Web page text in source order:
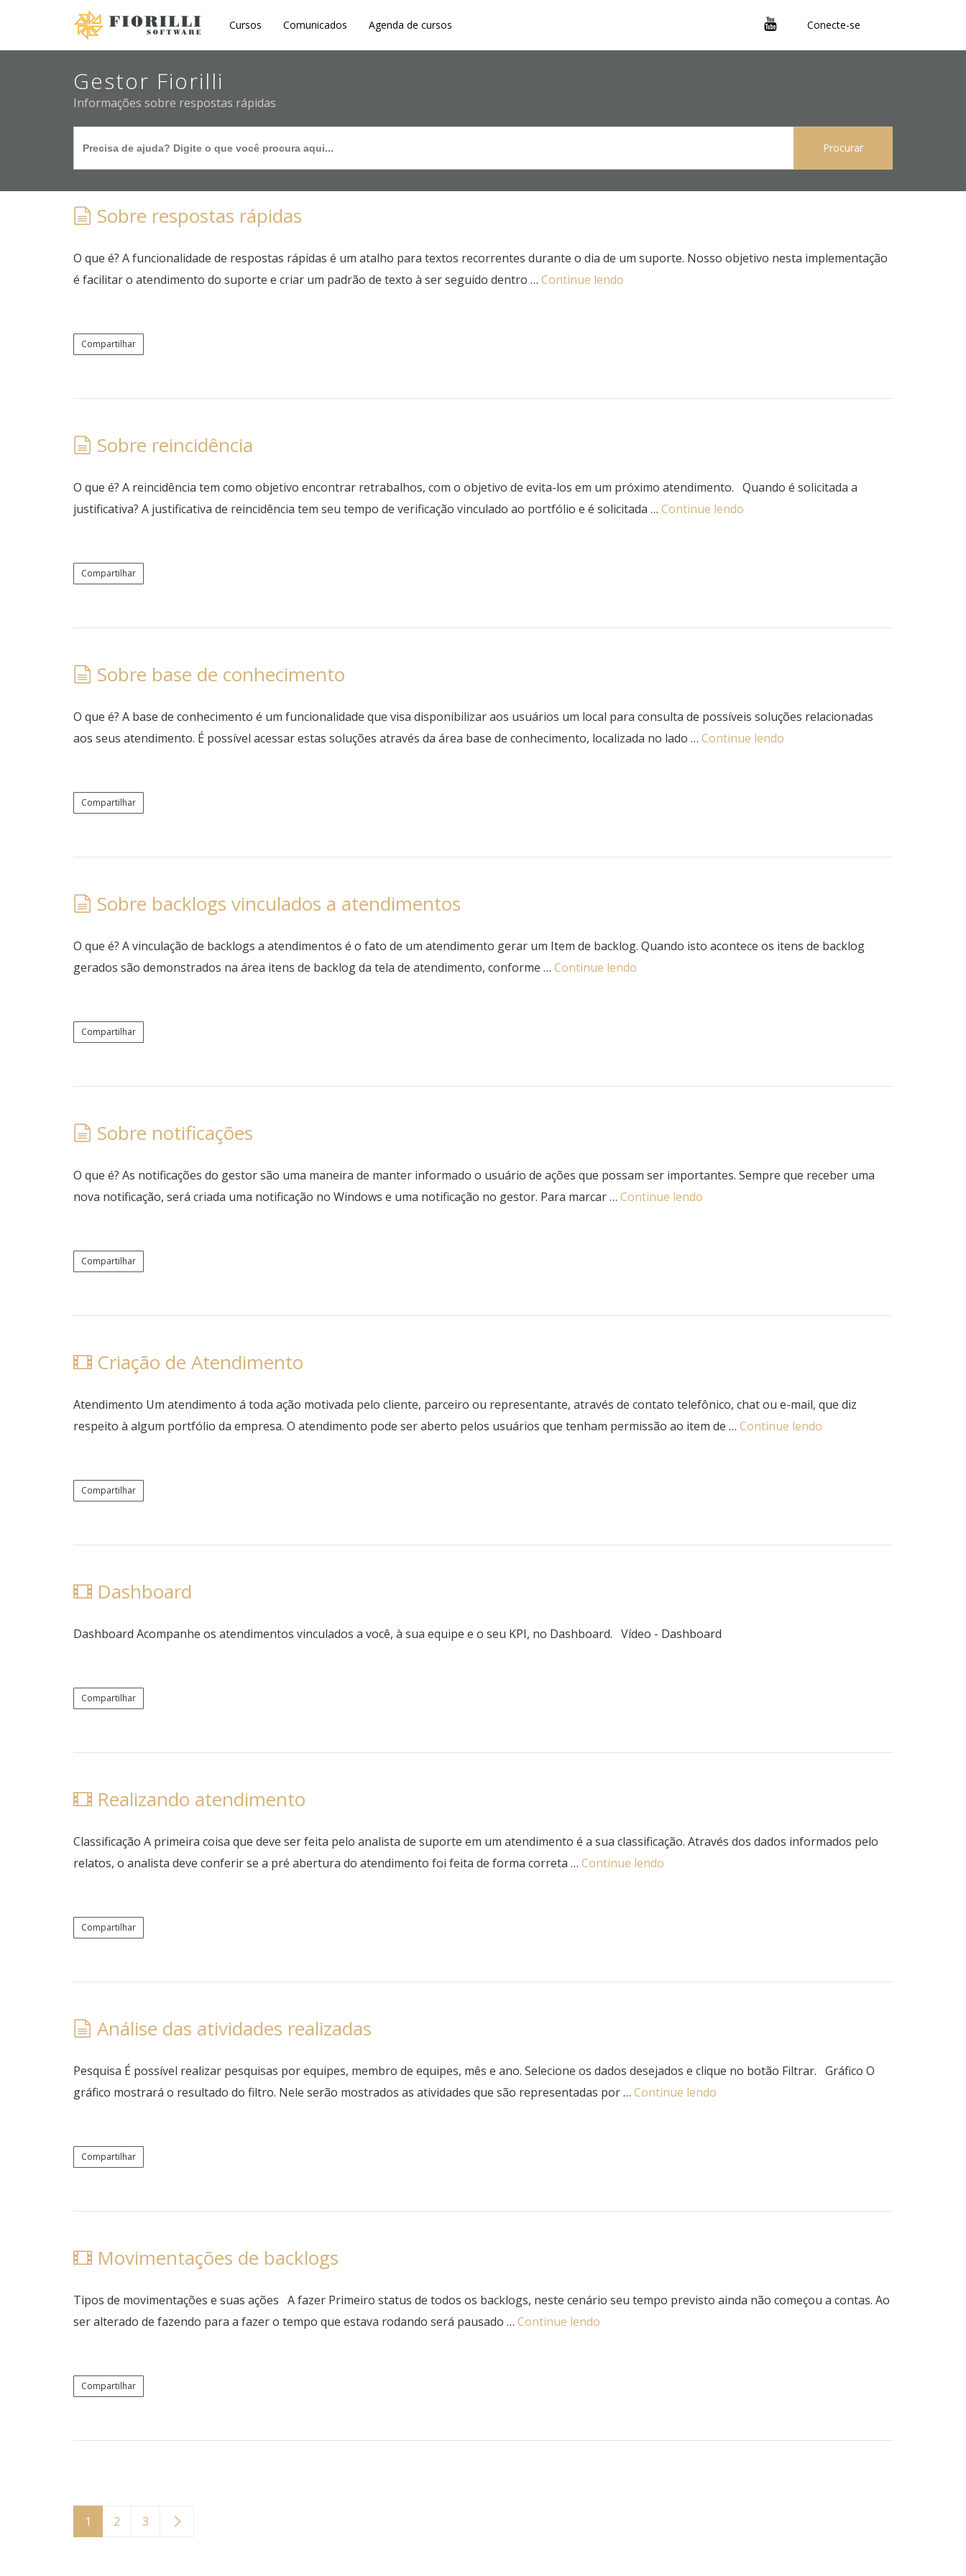
o
Conecte-se
Cursos Comunicados Agenda de cursos
Gestor Fiorilli
Informações sobre respostas rápidas
Search
for:
Sobre respostas rápidas
O que é? A funcionalidade de respostas rápidas é um atalho para textos recorrentes durante o dia de um suporte. Nosso objetivo nesta implementação
é facilitar o atendimento do suporte e criar um padrão de texto à ser seguido dentro … Continue lendo
Compartilhar
Sobre reincidência
O que é? A reincidência tem como objetivo encontrar retrabalhos, com o objetivo de evita-los em um próximo atendimento. Quando é solicitada a
justificativa? A justificativa de reincidência tem seu tempo de verificação vinculado ao portfólio e é solicitada … Continue lendo
Compartilhar
Sobre base de conhecimento
O que é? A base de conhecimento é um funcionalidade que visa disponibilizar aos usuários um local para consulta de possíveis soluções relacionadas
aos seus atendimento. É possível acessar estas soluções através da área base de conhecimento, localizada no lado … Continue lendo
Compartilhar
Sobre backlogs vinculados a atendimentos
O que é? A vinculação de backlogs a atendimentos é o fato de um atendimento gerar um Item de backlog. Quando isto acontece os itens de backlog
gerados são demonstrados na área itens de backlog da tela de atendimento, conforme … Continue lendo
Compartilhar
Sobre notificações
O que é? As notificações do gestor são uma maneira de manter informado o usuário de ações que possam ser importantes. Sempre que receber uma
nova notificação, será criada uma notificação no Windows e uma notificação no gestor. Para marcar … Continue lendo
Compartilhar
Criação de Atendimento
Atendimento Um atendimento á toda ação motivada pelo cliente, parceiro ou representante, através de contato telefônico, chat ou e-mail, que diz
respeito à algum portfólio da empresa. O atendimento pode ser aberto pelos usuários que tenham permissão ao item de … Continue lendo
Compartilhar
Dashboard
Dashboard Acompanhe os atendimentos vinculados a você, à sua equipe e o seu KPI, no Dashboard. Vídeo - Dashboard
Compartilhar
Realizando atendimento
Classificação A primeira coisa que deve ser feita pelo analista de suporte em um atendimento é a sua classificação. Através dos dados informados pelo
relatos, o analista deve conferir se a pré abertura do atendimento foi feita de forma correta … Continue lendo
Compartilhar
Análise das atividades realizadas
Pesquisa É possível realizar pesquisas por equipes, membro de equipes, mês e ano. Selecione os dados desejados e clique no botão Filtrar. Gráfico O
gráfico mostrará o resultado do filtro. Nele serão mostrados as atividades que são representadas por … Continue lendo
Compartilhar
Movimentações de backlogs
Tipos de movimentações e suas ações A fazer Primeiro status de todos os backlogs, neste cenário seu tempo previsto ainda não começou a contas. Ao
ser alterado de fazendo para a fazer o tempo que estava rodando será pausado … Continue lendo
Compartilhar
1 2 3